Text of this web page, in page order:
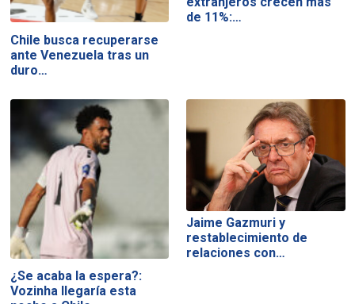
Chile busca recuperarse
ante Venezuela tras un
duro…
de 11%:…
¿Se acaba la espera?:
Vozinha llegaría esta
Jaime Gazmuri y
restablecimiento de
relaciones con…